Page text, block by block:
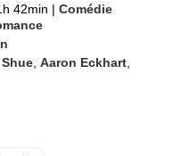
42min | Comédie
,Aaron Eckhart